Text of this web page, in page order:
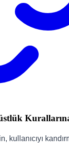
kullanıcıyı